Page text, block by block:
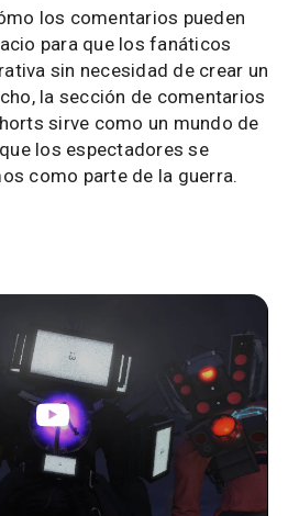
los comentarios pueden
para que los fanáticos
sin necesidad de crear un
la sección de comentarios
sirve como un mundo de
los espectadores se
como parte de la guerra.